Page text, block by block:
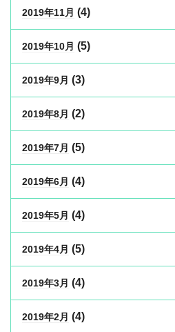
2019年11月 (4)
2019年10月 (5)
2019年9月 (3)
2019年8月 (2)
2019年7月 (5)
2019年6月 (4)
2019年5月 (4)
2019年4月 (5)
2019年3月 (4)
2019年2月 (4)